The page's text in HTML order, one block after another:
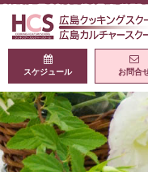
スケジュール お問合